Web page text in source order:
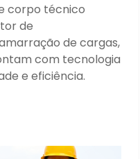
corpo técnico
de
de cargas,
com tecnologia
e eficiência.